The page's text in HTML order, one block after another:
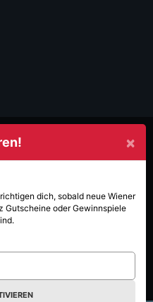
×
dich, sobald neue Wiener
Gutscheine oder Gewinnspiele
Deals mehr.
in Vienna.